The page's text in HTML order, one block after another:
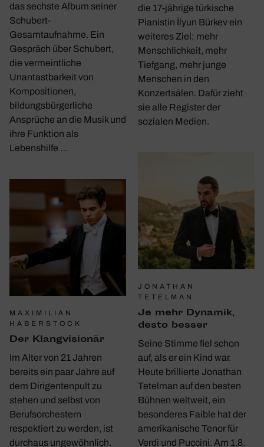
das sechste Album seiner
Schubert-
Gesamtaufnahme. Ein
Gespräch über Schubert,
die vermeintliche
Unantastbarkeit von
Kompositionen,
bildungsbürgerliche
Ansprüche an die Musik und
ihre Funktion als
Lebenshilfe …
MAXIMILIAN
HABERSTOCK
Der Klang­vi­sionär
Im Alter von 21 Jahren
bereits ein paar Jahre auf
dem Dirigentenpult zu
stehen und selbst von
Berufsorchestern
respektiert zu werden, ist
durchaus ungewöhnlich.
die 17-jährige türkische
Pianistin İlyun Bürkev ein
weiteres Ziel: mehr
Menschlichkeit, mehr
Tiefgang, mehr junge
Menschen in den
Konzertsälen. Dafür zieht
sie alle Register der
sozialen Medien.
JONATHAN
TETELMAN
Je mehr Dynamik,
desto besser
Seine Stimme fiel schon
auf, als er ein Kind war.
Heute brillierte Jonathan
Tetelman auf den besten
Bühnen weltweit, ein
besonderes Faible hat der
amerikanische Tenor für
Verdi und Puccini. Am 1.8.